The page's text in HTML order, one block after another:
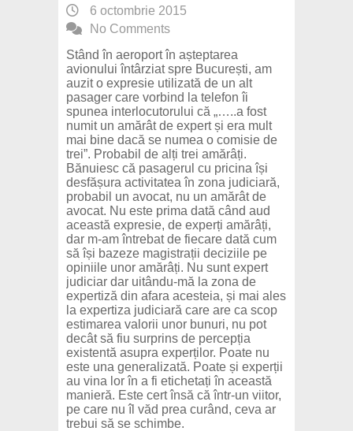
6 octombrie 2015
No Comments
Stând în aeroport în așteptarea
avionului întârziat spre București, am
auzit o expresie utilizată de un alt
pasager care vorbind la telefon îi
spunea interlocutorului că „…..a fost
numit un amărât de expert și era mult
mai bine dacă se numea o comisie de
trei”. Probabil de alți trei amărâți.
Bănuiesc că pasagerul cu pricina își
desfășura activitatea în zona judiciară,
probabil un avocat, nu un amărât de
avocat. Nu este prima dată când aud
această expresie, de experți amărâți,
dar m-am întrebat de fiecare dată cum
să își bazeze magistrații deciziile pe
opiniile unor amărâți. Nu sunt expert
judiciar dar uitându-mă la zona de
expertiză din afara acesteia, și mai ales
la expertiza judiciară care are ca scop
estimarea valorii unor bunuri, nu pot
decât să fiu surprins de percepția
existentă asupra experților. Poate nu
este una generalizată. Poate și experții
au vina lor în a fi etichetați în această
manieră. Este cert însă că într-un viitor,
pe care nu îl văd prea curând, ceva ar
trebui să se schimbe.